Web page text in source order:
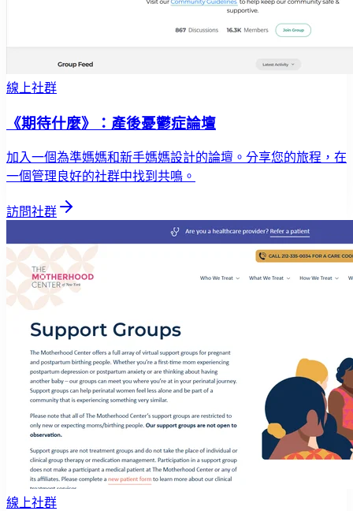
線上社群
《期待什麼》：產後憂鬱症論壇
加入一個為準媽媽和新手媽媽設計的論壇。分享您的旅程，在
一個管理良好的社群中找到共鳴。
訪問社群
線上社群